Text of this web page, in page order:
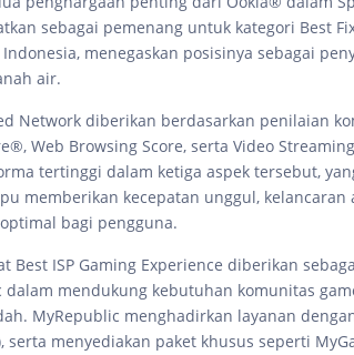
sebagai pemenang untuk kategori Best
menegaskan posisinya sebagai
air.
Network diberikan berdasarkan penilaian
Web Browsing Score, serta Video
tertinggi dalam ketiga aspek tersebut,
memberikan kecepatan unggul, kelancaran
bagi pengguna.
Best ISP Gaming Experience diberikan
dalam mendukung kebutuhan komunitas
MyRepublic menghadirkan layanan
serta menyediakan paket khusus seperti